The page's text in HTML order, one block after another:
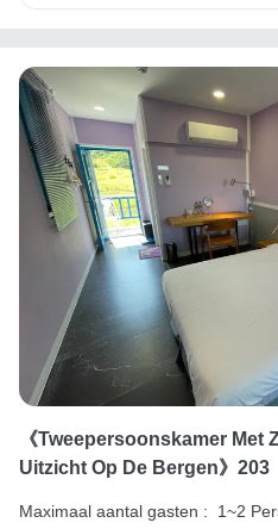
《Tweepersoonskamer Met
Uitzicht Op De Bergen》203
Maximaal aantal gasten :
1~2